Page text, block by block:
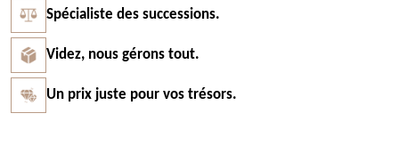
Spécialiste des successions.
Videz, nous gérons tout.
Un prix juste pour vos trésors.